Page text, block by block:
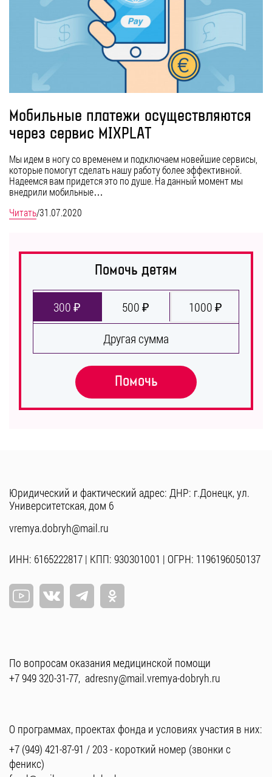
Мобильные платежи осуществляются
через сервис MIXPLAT
Мы идем в ногу со временем и подключаем новейшие сервисы,
которые помогут сделать нашу работу более эффективной.
Надеемся вам придется это по душе. На данный момент мы
внедрили мобильные…
Читать/31.07.2020
Помочь детям
300 ₽ 500 ₽
1000 ₽
Другая сумма
Помочь
Юридический и фактический адрес: ДНР: г.Донецк, ул.
Университетская, дом 6
vremya.dobryh@mail.ru
ИНН: 6165222817 | КПП: 930301001 | ОГРН: 1196196050137
По вопросам оказания медицинской помощи
+7 949 320-31-77, adresny@mail.vremya-dobryh.ru
О программах, проектах фонда и условиях участия в них:
+7 (949) 421-87-91 / 203- короткий номер (звонки с
феникс)